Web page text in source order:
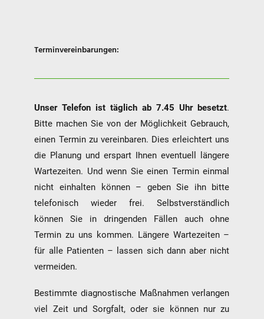
Terminvereinbarungen:
Unser Telefon ist täglich ab 7.45 Uhr besetzt.
Bitte machen Sie von der Möglichkeit Gebrauch,
einen Termin zu vereinbaren. Dies erleichtert uns
die Planung und erspart Ihnen eventuell längere
Wartezeiten. Und wenn Sie einen Termin einmal
nicht einhalten können – geben Sie ihn bitte
telefonisch wieder frei. Selbstverständlich
können Sie in dringenden Fällen auch ohne
Termin zu uns kommen. Längere Wartezeiten –
für alle Patienten – lassen sich dann aber nicht
vermeiden.
Bestimmte diagnostische Maßnahmen verlangen
viel Zeit und Sorgfalt, oder sie können nur zu